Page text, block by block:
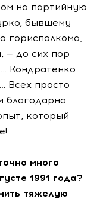
на партийную.
бывшему
горисполкома,
— до сих пор
Кондратенко
Всех просто
благодарна
который
много
1991 года?
тяжелую